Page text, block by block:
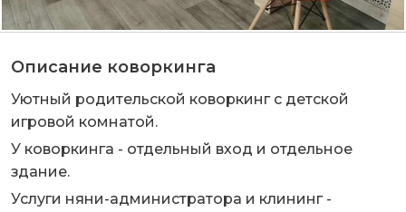
Описание коворкинга
Уютный родительской коворкинг с детской
игровой комнатой.
У коворкинга - отдельный вход и отдельное
здание.
Услуги няни-администратора и клининг -